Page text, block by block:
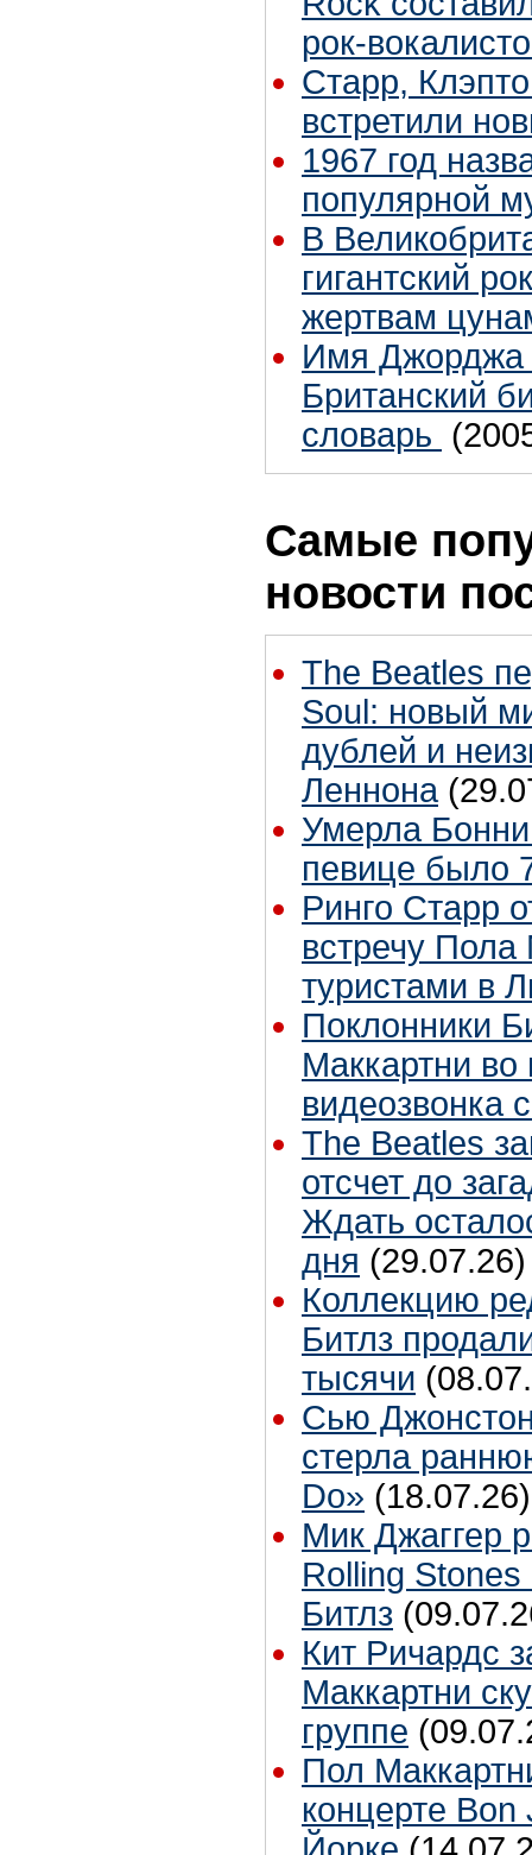
рок-
Старр,
встретили
1967 год
популярной
В
гигантский
жертвам
Имя Джорджа
Британский
словарь
Самые
новости
The Beatles
Soul: новый
дублей и
Леннона
Умерла
певице было
Ринго Старр
встречу Пола
туристами в
Поклонники
Маккартни во
видеозвонка
The Beatles
отсчет до
Ждать
дня (29.07.26)
Коллекцию
Битлз
тысячи
Сью
стерла
Do» (18.07.26)
Мик Джаггер
Rolling Stones
Битлз
Кит Ричардс
Маккартни
группе
Пол
концерте